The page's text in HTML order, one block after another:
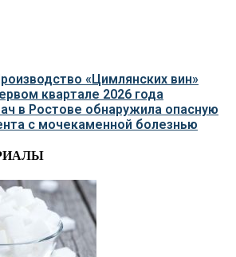
«Цимлянских вин»
квартале 2026 года
в Ростове обнаружила опасную
с мочекаменной болезнью